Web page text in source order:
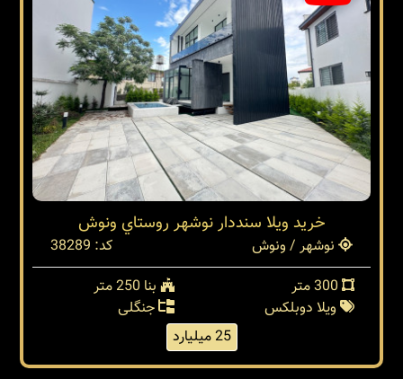
خرید ویلا سنددار نوشهر روستاي ونوش
نوشهر / ونوش
کد: 38289
بنا 250 متر
ویلا دوبلکس
جنگلی
25 میلیارد